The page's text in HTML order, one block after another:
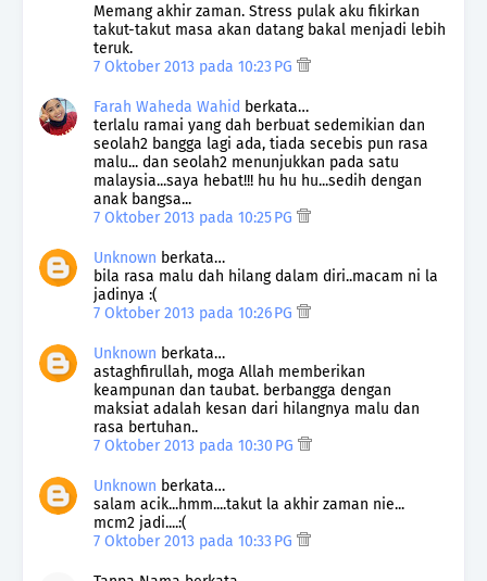
Memang akhir zaman. Stress pulak aku fikirkan
takut-takut masa akan datang bakal menjadi lebih
teruk.
7 Oktober 2013 pada 10:23 PG
Farah Waheda Wahid berkata…
terlalu ramai yang dah berbuat sedemikian dan
seolah2 bangga lagi ada, tiada secebis pun rasa
malu... dan seolah2 menunjukkan pada satu
malaysia...saya hebat!!! hu hu hu...sedih dengan
anak bangsa...
7 Oktober 2013 pada 10:25 PG
Unknown berkata…
bila rasa malu dah hilang dalam diri..macam ni la
jadinya :(
7 Oktober 2013 pada 10:26 PG
Unknown berkata…
astaghfirullah, moga Allah memberikan
keampunan dan taubat. berbangga dengan
maksiat adalah kesan dari hilangnya malu dan
rasa bertuhan..
7 Oktober 2013 pada 10:30 PG
Unknown berkata…
salam acik...hmm....takut la akhir zaman nie...
mcm2 jadi....:(
7 Oktober 2013 pada 10:33 PG